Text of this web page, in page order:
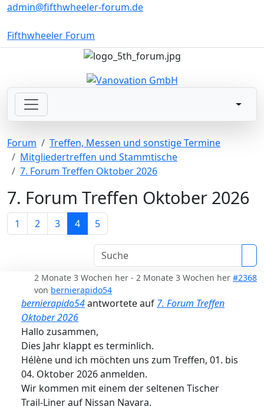
admin@fifthwheeler-forum.de
Fifthwheeler Forum
Forum
Treffen, Messen und sonstige Termine
Mitgliedertreffen und Stammtische
7. Forum Treffen Oktober 2026
7. Forum Treffen Oktober 2026
1 2 3 4 5
2 Monate 3 Wochen her - 2 Monate 3 Wochen her #2368
von bernierapido54
bernierapido54antwortete auf 7. Forum Treffen
Oktober 2026
Hallo zusammen,
Dies Jahr klappt es terminlich.
Hélène und ich möchten uns zum Treffen, 01. bis
04. Oktober 2026 anmelden.
Wir kommen mit einem der seltenen Tischer
Trail-Liner auf Nissan Navara.